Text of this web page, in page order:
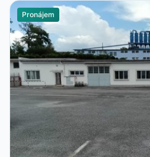
Pronájem